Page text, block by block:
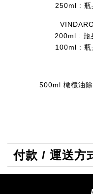
250ml :
200ml : 瓶
100ml :
500ml 橄欖油
付款 / 運送方